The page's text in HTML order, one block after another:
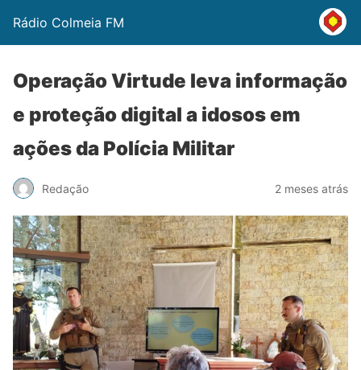
Rádio Colmeia FM
Operação Virtude leva informação
e proteção digital a idosos em
ações da Polícia Militar
Redação 2 meses atrás